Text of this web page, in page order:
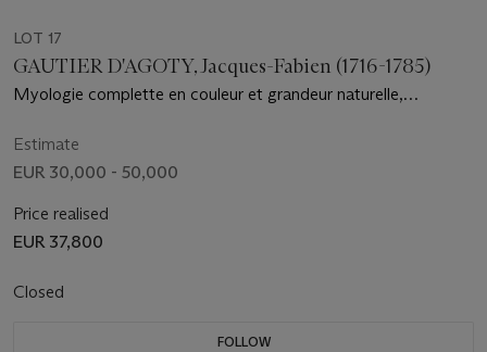
LOT 17
GAUTIER D'AGOTY, Jacques-Fabien (1716-1785)
Myologie complette en couleur et grandeur naturelle,
chez Gautier, Quillau et Lamesle, 1746 [1748].
Estimate
EUR 30,000 - 50,000
Price realised
EUR 37,800
Closed
FOLLOW